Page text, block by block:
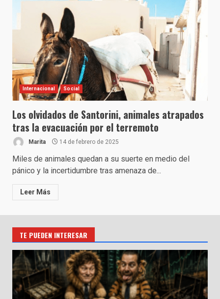
Internacional Social
Los olvidados de Santorini, animales atrapados
tras la evacuación por el terremoto
Marita 14 de febrero de 2025
Miles de animales quedan a su suerte en medio del
pánico y la incertidumbre tras amenaza de...
Leer Más
TE PUEDEN INTERESAR